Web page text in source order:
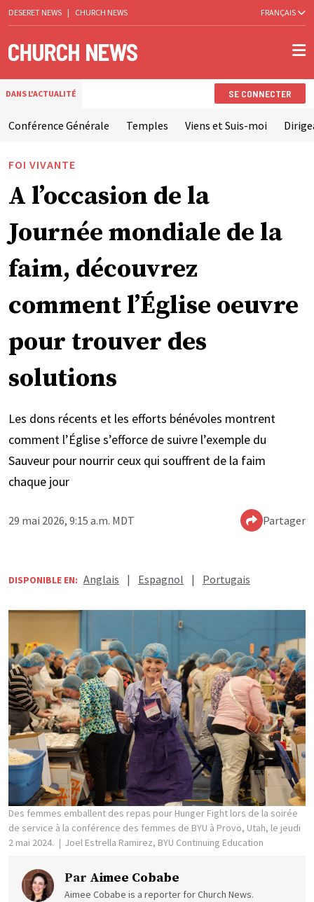
DESERET NEWS | CHURCH NEWS FRANÇAIS
DANS L'ACTUALITÉ SE CONNECTER
Conférence Générale Temples Viens et Suis-moi
FOI VIVANTE
A l’occasion de la
Journée mondiale de la
faim, découvrez
comment l’Église oeuvre
pour trouver des
solutions
Les dons récents et les efforts bénévoles montrent
comment l’Église s’efforce de suivre l’exemple du
Sauveur pour nourrir ceux qui souffrent de la faim
chaque jour
29 mai 2026, 9:15 a.m. MDT Partager
DISPONIBLE EN: Anglais | Espagnol | Portugais
Des femmes emballent des repas pour Hunger Fight lors de la soirée
de service à la conférence des femmes de BYU à Provo, Utah, le jeudi
2 mai 2024.
Joel Estrella Ramirez, BYU Continuing Education
Par Aimee Cobabe
Aimee Cobabe is a reporter for Church News.